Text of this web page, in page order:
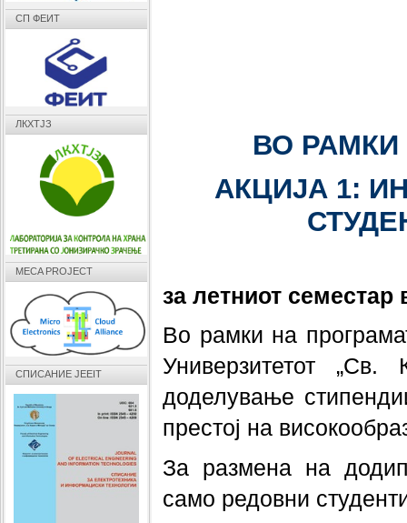
ВО РАМКИ
АКЦИЈА 1:
за летниот семестар
Во рамки на
Универзитетот
доделување
престој на
За размена на
само редовни
СП ФЕИТ
ЛКХТЈЗ
MECA PROJECT
СПИСАНИЕ JEEIT